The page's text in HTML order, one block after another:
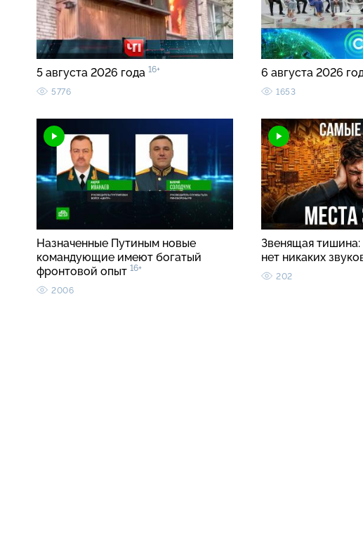
5 августа 2026 года 16+
5776
6 августа 2026
1653
Назначенные Путиным новые
командующие имеют богатый
фронтовой опыт 16+
2006
Звенящая тишина:
нет никаких
202